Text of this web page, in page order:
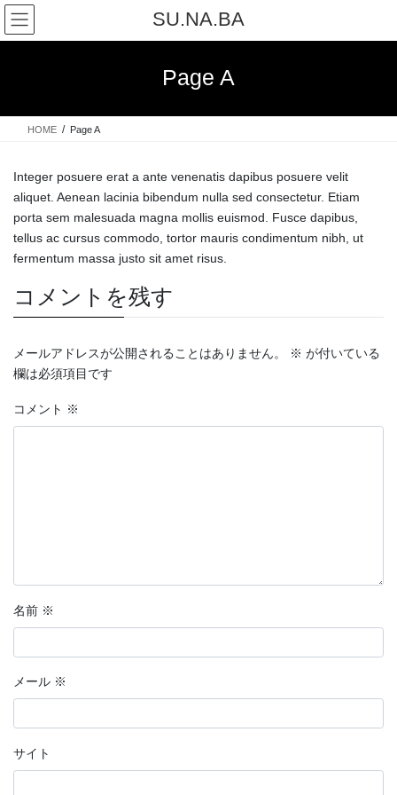
コ
ン
テ
ス
ナ
ビ
ゲ
ン
SU.NA.BA
Page A
HOME Page A
Integer posuere erat a ante venenatis dapibus posuere velit
aliquet. Aenean lacinia bibendum nulla sed consectetur. Etiam
porta sem malesuada magna mollis euismod. Fusce dapibus,
tellus ac cursus commodo, tortor mauris condimentum nibh, ut
fermentum massa justo sit amet risus.
コメントを残す
メールアドレスが公開されることはありません。 ※ が付いている
欄は必須項目です
コメント ※
名前 ※
メール ※
サイト